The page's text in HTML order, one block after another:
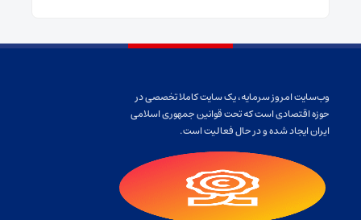
وب‌سایت امروز سرمایه، یک سایت کاملا تخصصی در
حوزه اقتصادی است که تحت قوانین جمهوری اسلامی
ایران ایجاد شده و در حال فعالیت است.